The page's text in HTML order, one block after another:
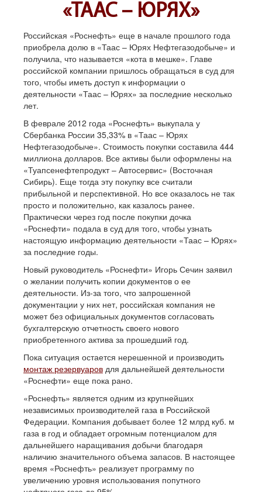
«ТААС – ЮРЯХ»
Российская «Роснефть» еще в начале прошлого года
приобрела долю в «Таас – Юрях Нефтегазодобыче» и
получила, что называется «кота в мешке». Главе
российской компании пришлось обращаться в суд для
того, чтобы иметь доступ к информации о
деятельности «Таас – Юрях» за последние несколько
лет.
В феврале 2012 года «Роснефть» выкупала у
Сбербанка России 35,33% в «Таас – Юрях
Нефтегазодобыче». Стоимость покупки составила 444
миллиона долларов. Все активы были оформлены на
«Туапсенефтепродукт – Автосервис» (Восточная
Сибирь). Еще тогда эту покупку все считали
прибыльной и перспективной. Но все оказалось не так
просто и положительно, как казалось ранее.
Практически через год после покупки дочка
«Роснефти» подала в суд для того, чтобы узнать
настоящую информацию деятельности «Таас – Юрях»
за последние годы.
Новый руководитель «Роснефти» Игорь Сечин заявил
о желании получить копии документов о ее
деятельности. Из-за того, что запрошенной
документации у них нет, российская компания не
может без официальных документов согласовать
бухгалтерскую отчетность своего нового
приобретенного актива за прошедший год.
Пока ситуация остается нерешенной и производить
монтаж резервуаров для дальнейшей деятельности
«Роснефти» еще пока рано.
«Роснефть» является одним из крупнейших
независимых производителей газа в Российской
Федерации. Компания добывает более 12 млрд куб. м
газа в год и обладает огромным потенциалом для
дальнейшего наращивания добычи благодаря
наличию значительного объема запасов. В настоящее
время «Роснефть» реализует программу по
увеличению уровня использования попутного